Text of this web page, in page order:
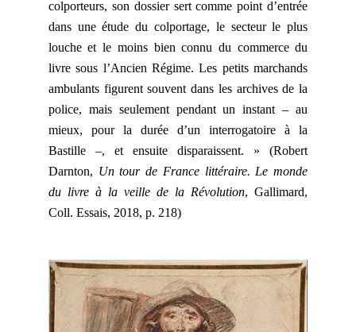
colporteurs, son dossier sert comme point d’entrée
dans une étude du colportage, le secteur le plus
louche et le moins bien connu du commerce du
livre sous l’Ancien Régime. Les petits marchands
ambulants figurent souvent dans les archives de la
police, mais seulement pendant un instant – au
mieux, pour la durée d’un interrogatoire à la
Bastille –, et ensuite disparaissent. » (Robert
Darnton, Un tour de France littéraire. Le monde
du livre à la veille de la Révolution, Gallimard,
Coll. Essais, 2018, p. 218)